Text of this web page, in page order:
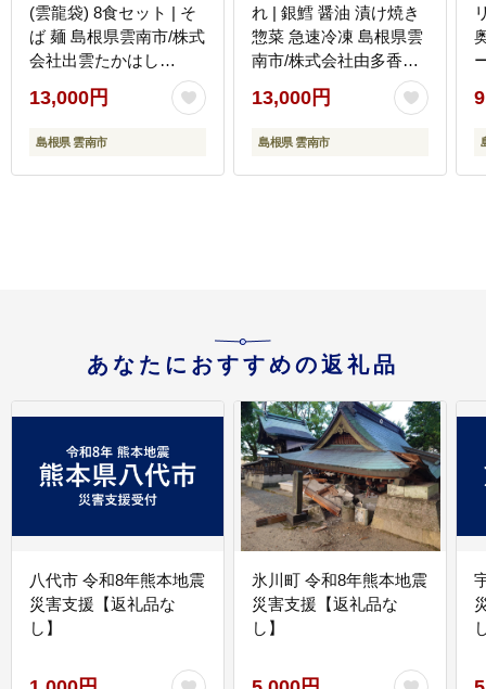
(雲龍袋) 8食セット | そ
ば 麺 島根県雲南市/株式
会社出雲たかはし
[AIAM002]
13,000円
島根県 雲南市
れ | 銀鱈 醤油 漬け焼き
惣菜 急速冷凍 島根県雲
南市/株式会社由多香
[AIBA005]
13,000円
島根県 雲南市
あなたにおすすめの返礼品
八代市 令和8年熊本地震
災害支援【返礼品な
し】
氷川町 令和8年熊本地震
災害支援【返礼品な
し】